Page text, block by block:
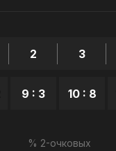
2
9 : 3
3
10 : 8
% 2-очковых